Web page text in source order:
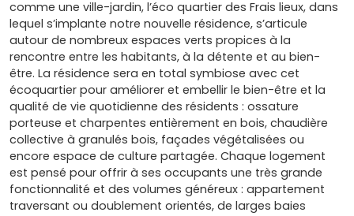
comme une ville-jardin, l’éco quartier des Frais lieux, dans
lequel s’implante notre nouvelle résidence, s’articule
autour de nombreux espaces verts propices à la
rencontre entre les habitants, à la détente et au bien-
être. La résidence sera en total symbiose avec cet
écoquartier pour améliorer et embellir le bien-être et la
qualité de vie quotidienne des résidents : ossature
porteuse et charpentes entièrement en bois, chaudière
collective à granulés bois, façades végétalisées ou
encore espace de culture partagée. Chaque logement
est pensé pour offrir à ses occupants une très grande
fonctionnalité et des volumes généreux : appartement
traversant ou doublement orientés, de larges baies